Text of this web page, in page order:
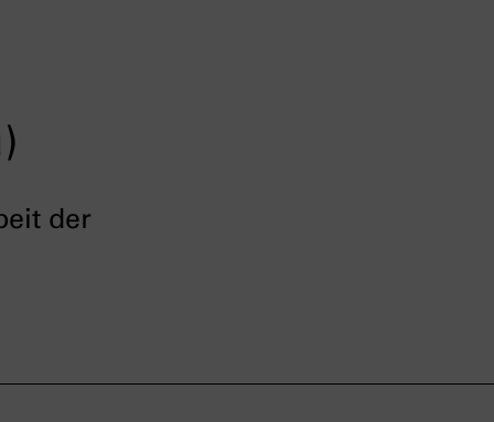
der